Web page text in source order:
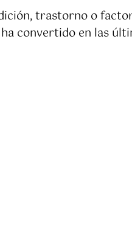
trastorno o
convertido en las